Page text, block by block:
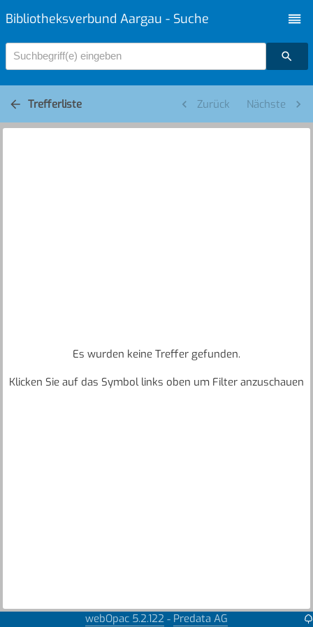
Bibliotheksverbund Aargau - Suche
Suchbegriff(e) eingeben
Trefferliste Zurück Nächste
Es wurden keine Treffer gefunden.
Klicken Sie auf das Symbol links oben um Filter anzuschauen
webOpac 5.2.122 - Predata AG